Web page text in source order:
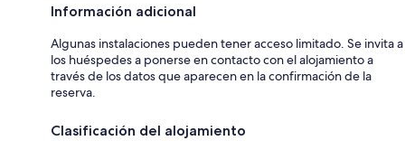
Información adicional
Algunas instalaciones pueden tener acceso limitado. Se invita a
los huéspedes a ponerse en contacto con el alojamiento a
través de los datos que aparecen en la confirmación de la
reserva.
Clasificación del alojamiento